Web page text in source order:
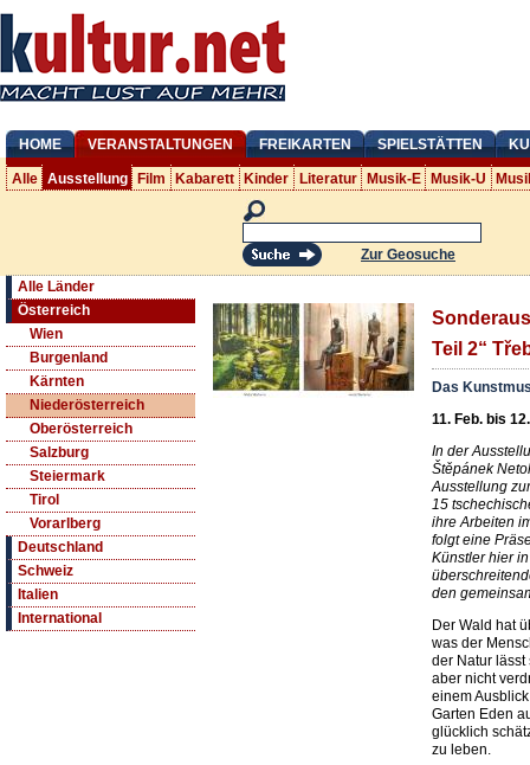
HOME VERANSTALTUNGEN FREIKARTEN SPIELSTÄTTEN
Alle Ausstellung Film Kabarett Kinder Literatur Musik-E Musik-U
Zur Geosuche
Alle Länder
Österreich
Wien
Burgenland
Kärnten
Niederösterreich
Oberösterreich
Salzburg
Steiermark
Tirol
Vorarlberg
Deutschland
Schweiz
Italien
International
Teil 2“
Das
11. Feb. bis
In der
Štěpánek
Ausstellung
15
ihre Arbeiten
folgt eine
Künstler hier
den
Der Wald hat
was der
der Natur lässt
aber nicht
einem
Garten Eden
glücklich
zu leben.